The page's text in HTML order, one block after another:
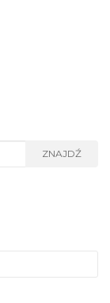
ZNAJDŹ